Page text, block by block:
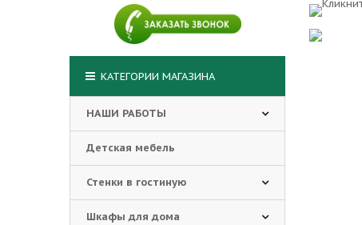
КАТЕГОРИИ МАГАЗИНА
НАШИ РАБОТЫ
Детская мебель
Стенки в гостиную
Шкафы для дома